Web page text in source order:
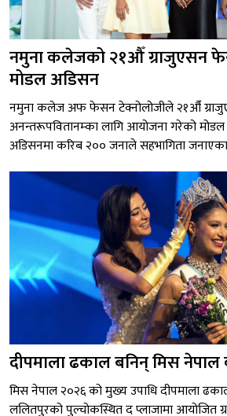
नमुना कलेजको २१औँ ग्राजुएसन
मोडल अडिसन
नमुना कलेज अफ फेसन टेक्नोलोजीले २१औँ
अनन्तरूपवितानम्का लागि आयोजना गरेको
अडिसनमा करिब २०० जनाले सहभागिता
दीपमाला ढकाल बनिन् मिस नेपाल
मिस नेपाल २०२६ को मुख्य उपाधि दीपमाला
ललितपुरको पुल्चोकस्थित द प्लाजामा आयोजित